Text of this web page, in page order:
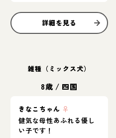
詳細を見る
雑種（ミックス犬）
8歳 / 四国
きなこちゃん ♀
健気な母性あふれる優し
い子です！